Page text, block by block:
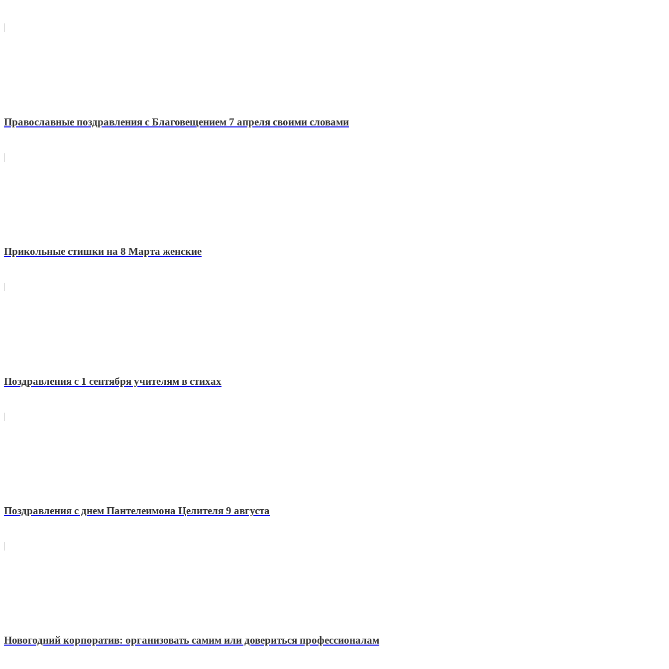
Православные поздравления с Благовещением 7 апреля своими словами
Прикольные стишки на 8 Марта женские
Поздравления с 1 сентября учителям в стихах
Поздравления с днем Пантелеимона Целителя 9 августа
Новогодний корпоратив: организовать самим или довериться профессионалам